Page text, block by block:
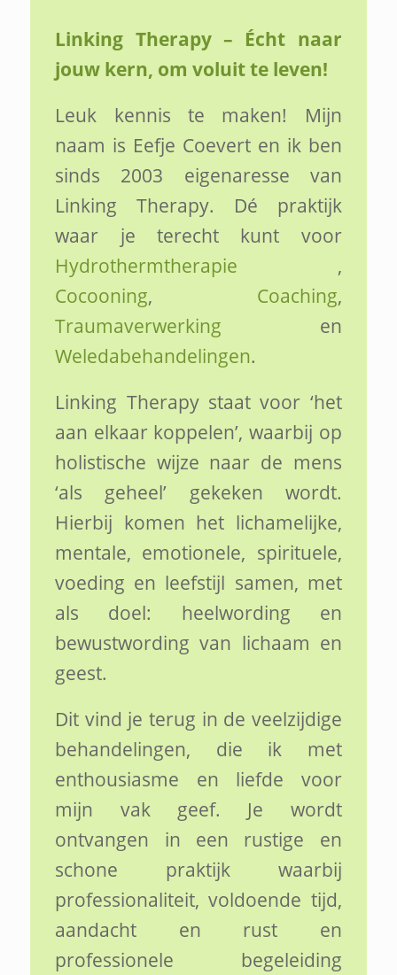
Linking Therapy – Écht naar
jouw kern, om voluit te leven!
Leuk kennis te maken! Mijn
naam is Eefje Coevert en ik ben
sinds 2003 eigenaresse van
Linking Therapy. Dé praktijk
waar je terecht kunt voor
Hydrothermtherapie ,
Cocooning, Coaching,
Traumaverwerking en
Weledabehandelingen.
Linking Therapy staat voor ‘het
aan elkaar koppelen’, waarbij op
holistische wijze naar de mens
‘als geheel’ gekeken wordt.
Hierbij komen het lichamelijke,
mentale, emotionele, spirituele,
voeding en leefstijl samen, met
als doel: heelwording en
bewustwording van lichaam en
geest.
Dit vind je terug in de veelzijdige
behandelingen, die ik met
enthousiasme en liefde voor
mijn vak geef. Je wordt
ontvangen in een rustige en
schone praktijk waarbij
professionaliteit, voldoende tijd,
aandacht en rust en
professionele begeleiding